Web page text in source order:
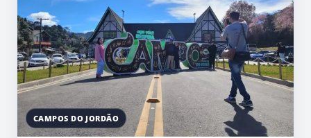
CAMPOS DO JORDÃO